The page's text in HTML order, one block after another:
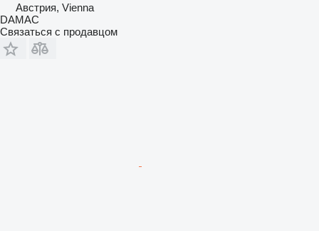
Австрия, Vienna
DAMAC
Связаться с продавцом